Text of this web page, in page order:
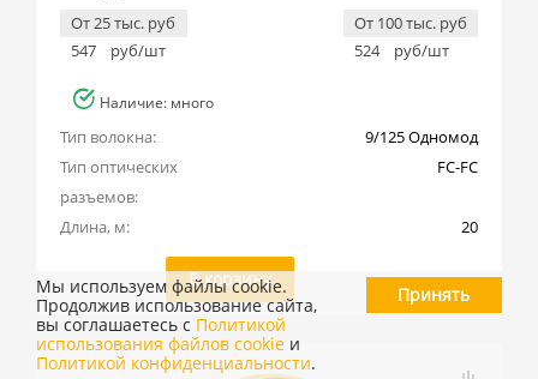
От 25 тыс. руб
547
руб/шт
От 100 тыс. руб
524
руб/шт
Наличие: много
Тип волокна:
9/125 Одномод
Тип оптических
разъемов:
FC-FC
Длина, м: 20
В корзину
Мы используем файлы cookie.
Продолжив использование сайта,
вы соглашаетесь с Политикой
использования файлов cookie и
Политикой конфиденциальности.
Принять